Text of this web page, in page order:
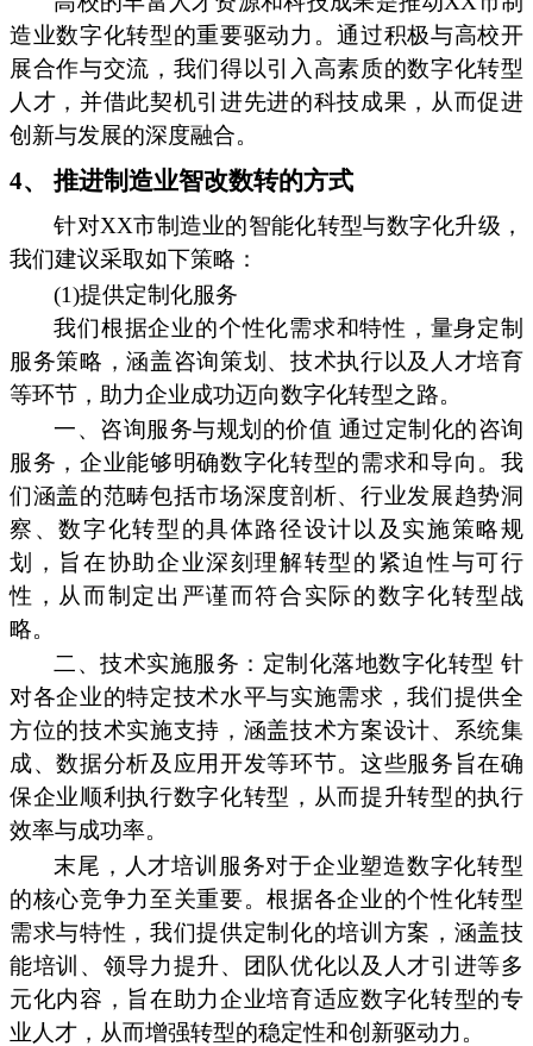
造业数字化转型的重要驱动力。通过积极与高校开
展合作与交流，我们得以引入高素质的数字化转型
人才，并借此契机引进先进的科技成果，从而促进
创新与发展的深度融合。
4、 推进制造业智改数转的方式
针对XX市制造业的智能化转型与数字化升级，
我们建议采取如下策略：
(1)提供定制化服务
我们根据企业的个性化需求和特性，量身定制
服务策略，涵盖咨询策划、技术执行以及人才培育
等环节，助力企业成功迈向数字化转型之路。
一、咨询服务与规划的价值 通过定制化的咨询
服务，企业能够明确数字化转型的需求和导向。我
们涵盖的范畴包括市场深度剖析、行业发展趋势洞
察、数字化转型的具体路径设计以及实施策略规
划，旨在协助企业深刻理解转型的紧迫性与可行
性，从而制定出严谨而符合实际的数字化转型战
略。
二、技术实施服务：定制化落地数字化转型 针
对各企业的特定技术水平与实施需求，我们提供全
方位的技术实施支持，涵盖技术方案设计、系统集
成、数据分析及应用开发等环节。这些服务旨在确
保企业顺利执行数字化转型，从而提升转型的执行
效率与成功率。
末尾，人才培训服务对于企业塑造数字化转型
的核心竞争力至关重要。根据各企业的个性化转型
需求与特性，我们提供定制化的培训方案，涵盖技
能培训、领导力提升、团队优化以及人才引进等多
元化内容，旨在助力企业培育适应数字化转型的专
业人才，从而增强转型的稳定性和创新驱动力。